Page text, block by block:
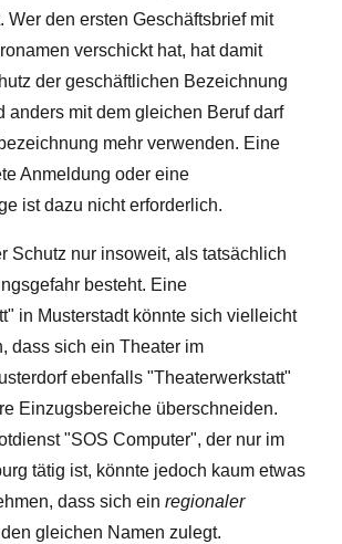
Wer den ersten Geschäftsbrief mit
verschickt hat, hat damit
der geschäftlichen Bezeichnung
anders mit dem gleichen Beruf darf
mehr verwenden. Eine
Anmeldung oder eine
ist dazu nicht erforderlich.
Schutz nur insoweit, als tatsächlich
besteht. Eine
in Musterstadt könnte sich vielleicht
dass sich ein Theater im
ebenfalls "Theaterwerkstatt"
Einzugsbereiche überschneiden.
"SOS Computer", der nur im
tätig ist, könnte jedoch kaum etwas
dass sich einregionaler
gleichen Namen zulegt.